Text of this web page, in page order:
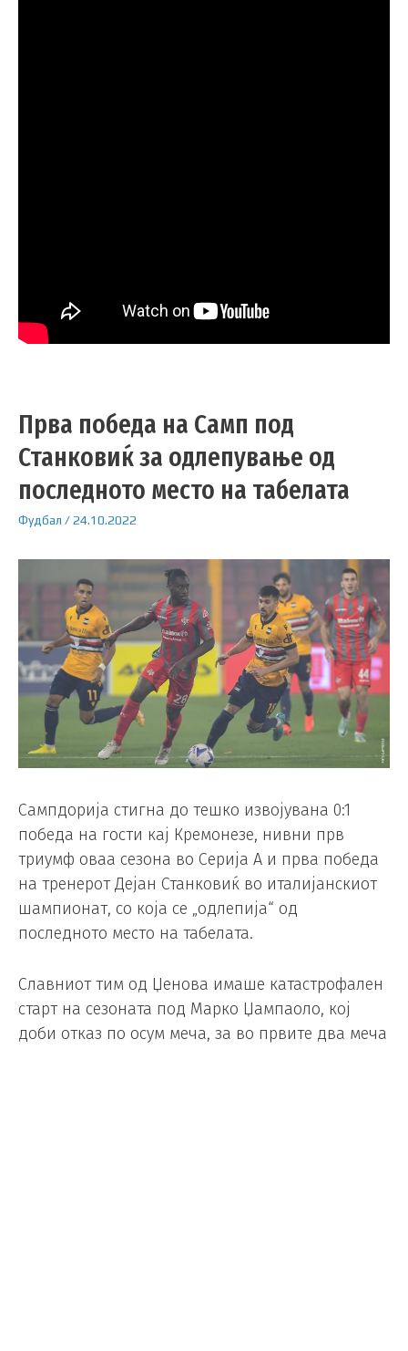
Прва победа на Самп под
Станковиќ за одлепување од
последното место на табелата
Фудбал /24.10.2022
Сампдорија стигна до тешко извојувана 0:1
победа на гости кај Кремонезе, нивни прв
триумф оваа сезона во Серија А и прва победа
на тренерот Дејан Станковиќ во италијанскиот
шампионат, со која се „одлепија“ од
последното место на табелата.
Славниот тим од Џенова имаше катастрофален
старт на сезоната под Марко Џампаоло, кој
доби отказ по осум меча, за во првите два меча